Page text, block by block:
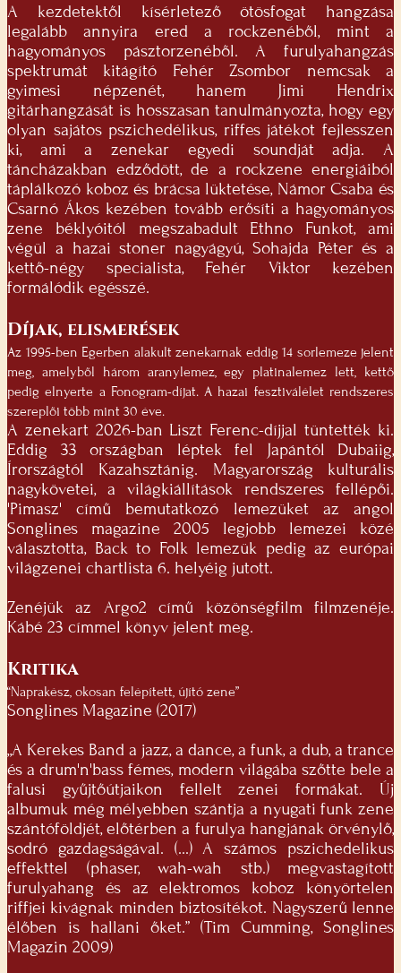
A kezdetektől kísérletező ötösfogat hangzása
legalább annyira ered a rockzenéből, mint a
hagyományos pásztorzenéből. A furulyahangzás
spektrumát kitágító Fehér Zsombor nemcsak a
gyimesi népzenét, hanem Jimi Hendrix
gitárhangzását is hosszasan tanulmányozta, hogy egy
olyan sajátos pszichedélikus, riffes játékot fejlesszen
ki, ami a zenekar egyedi soundját adja. A
táncházakban edződött, de a rockzene energiáiból
táplálkozó koboz és brácsa lüktetése, Námor Csaba és
Csarnó Ákos kezében tovább erősíti a hagyományos
zene béklyóitól megszabadult Ethno Funkot, ami
végül a hazai stoner nagyágyú, Sohajda Péter és a
kettő-négy specialista, Fehér Viktor kezében
formálódik egésszé.
Díjak, elismerések
Az 1995-ben Egerben alakult zenekarnak eddig 14 sorlemeze jelent
meg, amelyből három aranylemez, egy platinalemez lett, kettő
pedig elnyerte a Fonogram-díjat. A hazai fesztiválélet rendszeres
szereplői több mint 30 éve.
A zenekart 2026-ban Liszt Ferenc-díjjal tüntették ki.
Eddig 33 országban léptek fel Japántól Dubaiig,
Írországtól Kazahsztánig. Magyarország kulturális
nagykövetei, a világkiállítások rendszeres fellépői.
'Pimasz' című bemutatkozó lemezüket az angol
Songlines magazine 2005 legjobb lemezei közé
választotta, Back to Folk lemezük pedig az európai
világzenei chartlista 6. helyéig jutott.
Zenéjük az Argo2 című közönségfilm filmzenéje.
Kábé 23 címmel könyv jelent meg.
Kritika
“Naprakész, okosan felépített, újító zene”
Songlines Magazine (2017)
„A Kerekes Band a jazz, a dance, a funk, a dub, a trance
és a drum'n'bass fémes, modern világába szőtte bele a
falusi gyűjtőútjaikon fellelt zenei formákat. Új
albumuk még mélyebben szántja a nyugati funk zene
szántóföldjét, előtérben a furulya hangjának örvénylő,
sodró gazdagságával. (...) A számos pszichedelikus
effekttel (phaser, wah-wah stb.) megvastagított
furulyahang és az elektromos koboz könyörtelen
riffjei kivágnak minden biztosítékot. Nagyszerű lenne
élőben is hallani őket.” (Tim Cumming, Songlines
Magazin 2009)